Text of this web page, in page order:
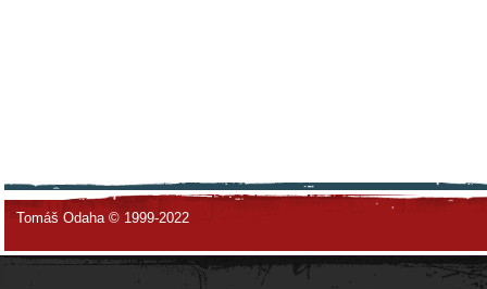
Tomáš Odaha © 1999-2022